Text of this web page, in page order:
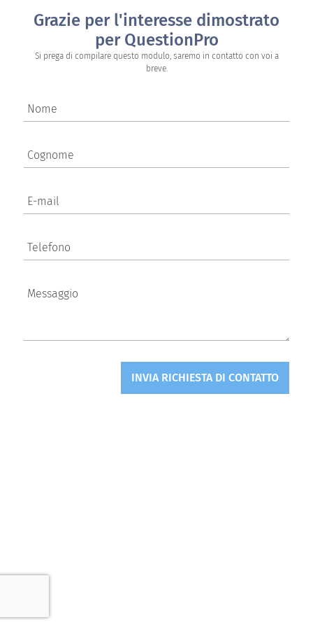
Grazie per l'interesse dimostrato
per QuestionPro
Si prega di compilare questo modulo, saremo in contatto con voi a
breve.
Nome
Cognome
E-mail
Telefono
Messaggio
INVIA RICHIESTA DI CONTATTO